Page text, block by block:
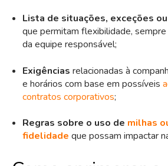
Lista de situações, exceções
que permitam flexibilidade,
da equipe responsável;
Exigências relacionadas à
e horários com base em possíveis
contratos corporativos;
Regras sobre o uso de milhas
fidelidade que possam impactar